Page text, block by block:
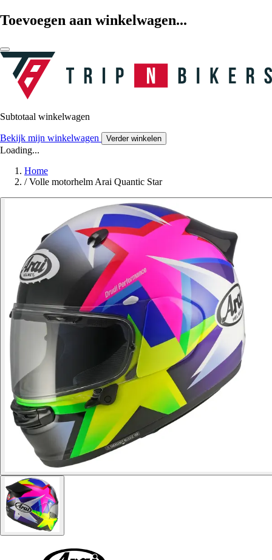
Toevoegen aan winkelwagen...
Subtotaal winkelwagen
Bekijk mijn winkelwagen Verder winkelen
Loading...
Home
/ Volle motorhelm Arai Quantic Star